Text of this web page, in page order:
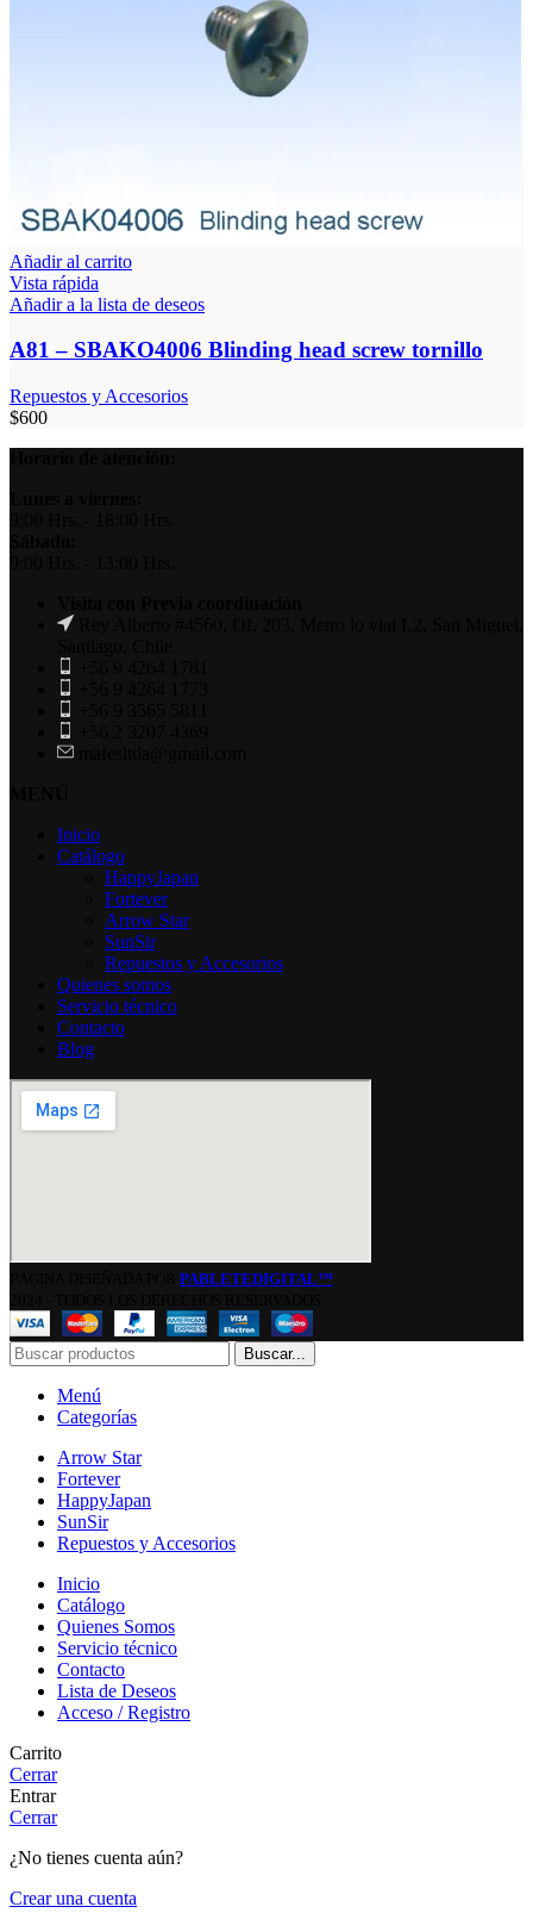
Añadir al carrito
Vista rápida
Añadir a la lista de deseos
A81 – SBAKO4006 Blinding head screw tornillo
Repuestos y Accesorios
$600
Inicio
Catálogo
HappyJapan
Fortever
Arrow Star
SunSir
Repuestos y Accesorios
Quienes somos
Servicio técnico
Contacto
Blog
PABLETEDIGITAL™
Buscar...
Menú
Categorías
Arrow Star
Fortever
HappyJapan
SunSir
Repuestos y Accesorios
Inicio
Catálogo
Quienes Somos
Servicio técnico
Contacto
Lista de Deseos
Acceso / Registro
Carrito
Cerrar
Entrar
Cerrar
¿No tienes cuenta aún?
Crear una cuenta